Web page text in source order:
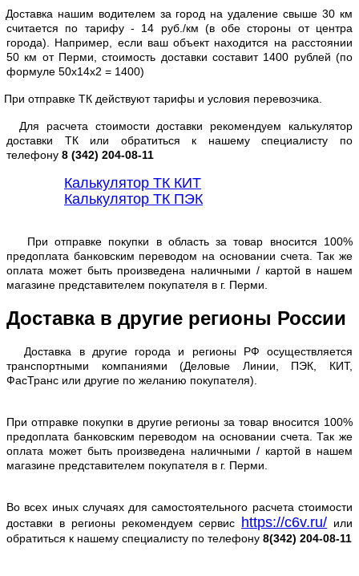
Доставка нашим водителем за город на удаление свыше 30 км
считается по тарифу - 14 руб./км (в обе стороны от центра
города). Например, если ваш объект находится на расстоянии
50 км от Перми, стоимость доставки составит 1400 рублей (по
формуле 50х14х2 = 1400)
При отправке ТК действуют тарифы и условия перевозчика.
Для расчета стоимости доставки рекомендуем калькулятор
доставки ТК или обратиться к нашему специалисту по
телефону 8 (342) 204-08-11
Калькулятор ТК КИТ
Калькулятор ТК ПЭК
При отправке покупки в область за товар вносится 100%
предоплата банковским переводом на основании счета. Так же
оплата может быть произведена наличными / картой в нашем
магазине представителем покупателя в г. Перми.
Доставка в другие регионы России
Доставка в другие города и регионы РФ осуществляется
транспортными компаниями (Деловые Линии, ПЭК, КИТ,
ФасТранс или другие по желанию покупателя).
При отправке покупки в другие регионы за товар вносится 100%
предоплата банковским переводом на основании счета. Так же
оплата может быть произведена наличными / картой в нашем
магазине представителем покупателя в г. Перми.
Во всех иных случаях для самостоятельного расчета стоимости
доставки в регионы рекомендуем сервис
https://c6v.ru/ или
обратиться к нашему специалисту по телефону 8(342) 204-08-11